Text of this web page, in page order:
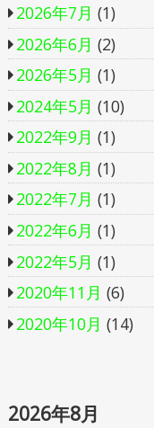
2026年7月 (1)
2026年6月 (2)
2026年5月 (1)
2024年5月 (10)
2022年9月 (1)
2022年8月 (1)
2022年7月 (1)
2022年6月 (1)
2022年5月 (1)
2020年11月 (6)
2020年10月 (14)
2026年8月